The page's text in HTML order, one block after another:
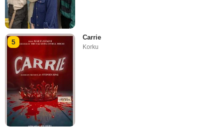
5
Carrie
Korku